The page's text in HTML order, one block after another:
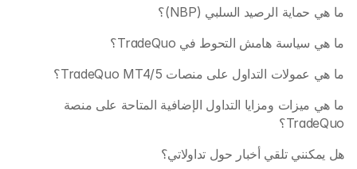
ما هي حماية الرصيد السلبي (NBP)؟
ما هي سياسة هامش التحوط في TradeQuo؟
ما هي عمولات التداول على منصات TradeQuo MT4/5؟
TradeQuo؟
هل يمكنني تلقي أخبار حول تداولاتي؟